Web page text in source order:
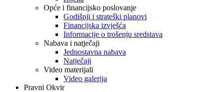
Opće i financijsko poslovanje
Godišnji i strateški planovi
Financijska izvješća
Informacije o trošenju sredstava
Nabava i natječaji
Jednostavna nabava
Natječaji
Video materijali
Video galerija
Pravni Okvir